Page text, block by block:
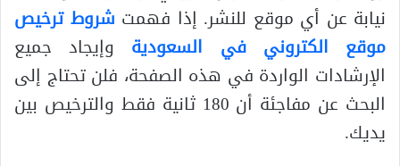
نيابة عن أي موقع للنشر. إذا فهمت شروط ترخيص
موقع الكتروني في السعودية وإيجاد جميع
الإرشادات الواردة في هذه الصفحة، فلن تحتاج إلى
البحث عن مفاجئة أن 180 ثانية فقط والترخيص بين
يديك.